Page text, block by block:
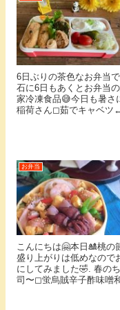
6日ぶりの茶色なお弁当
石に6日もあくとお弁当
家冷凍食品😅⁡今日も暑さ
稲荷さん◻︎茹でキャベツ
お弁当
こんにちは🤗本日🎎桃
盛り上がりは低めなので
にしてみました🤣. 春の
司〜◻︎蛍烏賊辛子酢味噌